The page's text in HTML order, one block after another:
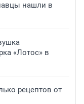
нашли в
«Лотос» в
рецептов от